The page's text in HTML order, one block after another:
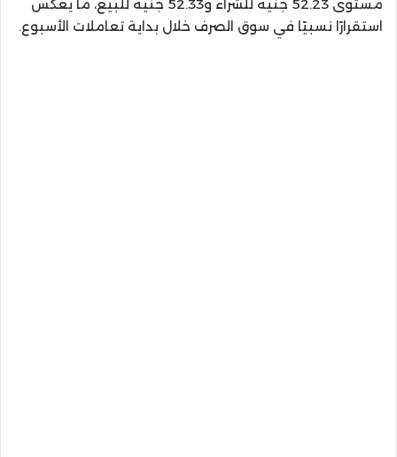
مستوى 52.23 جنيه للشراء و52.33 جنيه للبيع، ما يعكس
استقرارًا نسبيًا في سوق الصرف خلال بداية تعاملات الأسبوع.